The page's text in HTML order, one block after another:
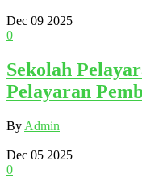
Dec 09 2025
0
Sekolah
Pelayaran
By Admin
Dec 05 2025
0